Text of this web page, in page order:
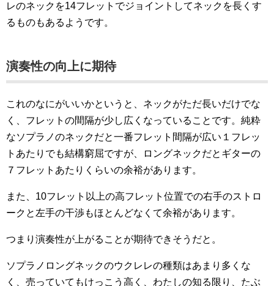
レのネックを14フレットでジョイントしてネックを長くす
るものもあるようです。
演奏性の向上に期待
これのなにがいいかというと、ネックがただ長いだけでな
く、フレットの間隔が少し広くなっていることです。純粋
なソプラノのネックだと一番フレット間隔が広い１フレッ
トあたりでも結構窮屈ですが、ロングネックだとギターの
７フレットあたりくらいの余裕があります。
また、10フレット以上の高フレット位置での右手のストロ
ークと左手の干渉もほとんどなくて余裕があります。
つまり演奏性が上がることが期待できそうだと。
ソプラノロングネックのウクレレの種類はあまり多くな
く、売っていてもけっこう高く、わたしの知る限り、たぶ